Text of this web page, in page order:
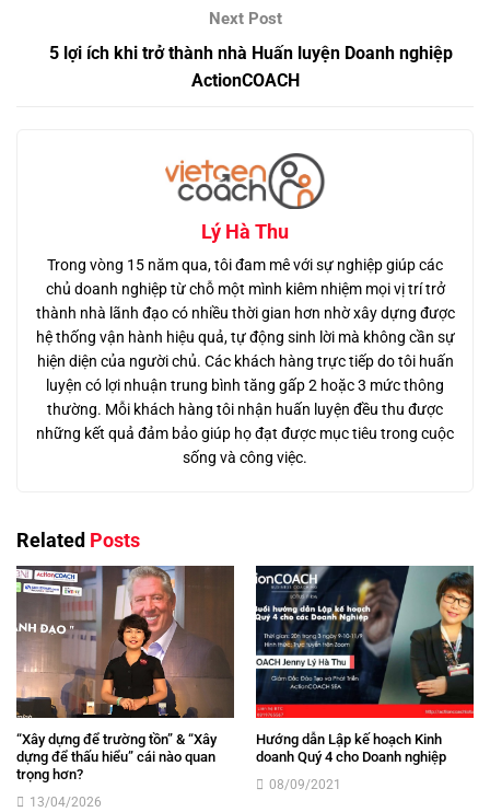
5 lợi ích khi trở thành nhà Huấn luyện Doanh nghiệp
ActionCOACH
Lý Hà Thu
Trong vòng 15 năm qua, tôi đam mê với sự nghiệp giúp các
chủ doanh nghiệp từ chỗ một mình kiêm nhiệm mọi vị trí trở
thành nhà lãnh đạo có nhiều thời gian hơn nhờ xây dựng được
hệ thống vận hành hiệu quả, tự động sinh lời mà không cần sự
hiện diện của người chủ. Các khách hàng trực tiếp do tôi huấn
luyện có lợi nhuận trung bình tăng gấp 2 hoặc 3 mức thông
thường. Mỗi khách hàng tôi nhận huấn luyện đều thu được
những kết quả đảm bảo giúp họ đạt được mục tiêu trong cuộc
sống và công việc.
Related Posts
“Xây dựng để trường tồn” & “Xây
dựng để thấu hiểu” cái nào quan
trọng hơn?
13/04/2026
Hướng dẫn Lập kế hoạch Kinh
doanh Quý 4 cho Doanh nghiệp
08/09/2021